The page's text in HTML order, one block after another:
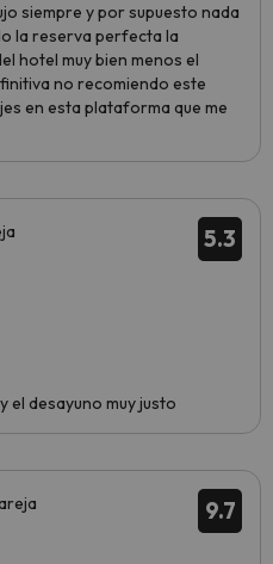
siempre y por supuesto nada
la reserva perfecta la
hotel muy bien menos el
no recomiendo este
en esta plataforma que me
5.3
el desayuno muy justo
9.7